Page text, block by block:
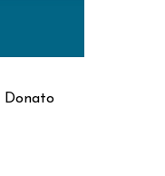
Donato